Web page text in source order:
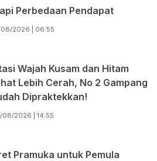
Perbedaan Pendapat
08/2026 | 06:55
Wajah Kusam dan Hitam
Lebih Cerah, No 2 Gampang
Dipraktekkan!
08/2026 | 14:55
Pramuka untuk Pemula